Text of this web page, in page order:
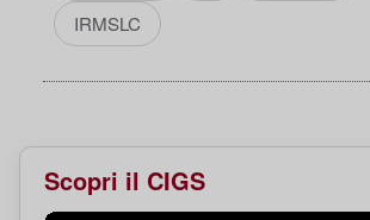
IRMSLC
Scopri il CIGS